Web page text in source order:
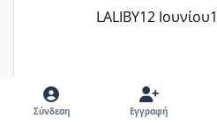
LALIBY12 Ιουνίου
Σύνδεση Εγγραφή